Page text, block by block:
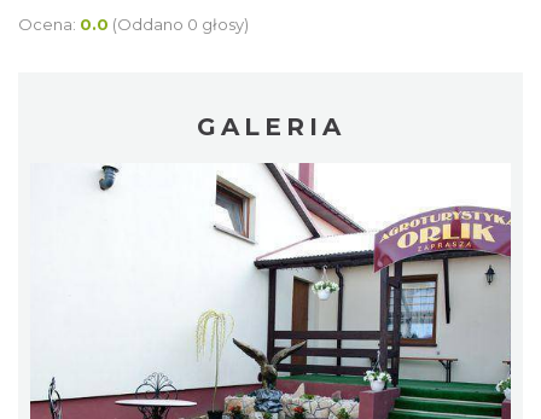
Ocena: 0.0 (Oddano 0 głosy)
GALERIA